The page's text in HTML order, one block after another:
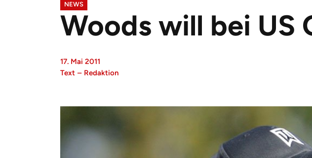
NEWS
Woods will bei US
17. Mai 2011
Text – Redaktion